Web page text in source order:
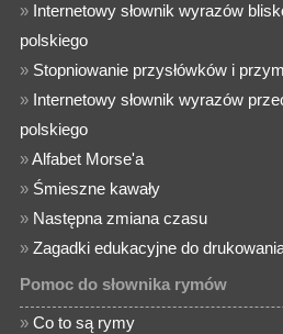
» Internetowy słownik wyrazów
polskiego
» Stopniowanie przysłówków i
» Internetowy słownik wyrazów
polskiego
»Alfabet Morse'a
» Śmieszne kawały
» Następna zmiana czasu
»Zagadki edukacyjne do
Pomoc do słownika rymów
»Co to są rymy